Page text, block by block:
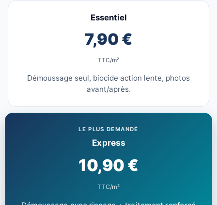
Essentiel
7,90 €
TTC/m²
Démoussage seul, biocide action lente, photos
avant/après.
LE PLUS DEMANDÉ
Express
10,90 €
TTC/m²